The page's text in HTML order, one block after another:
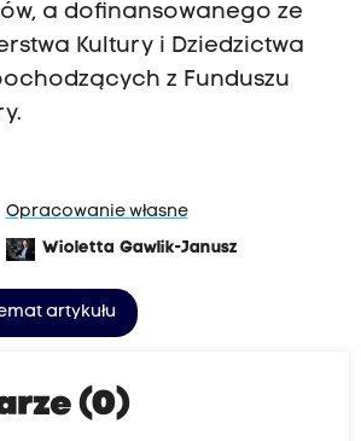
a dofinansowanego ze
Kultury i Dziedzictwa
z Funduszu
Opracowanie własne
Wioletta Gawlik-Janusz
artykułu
(0)